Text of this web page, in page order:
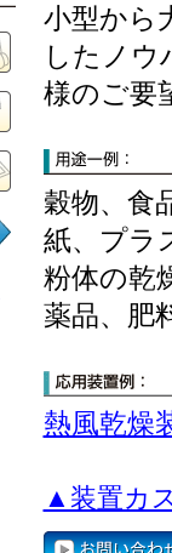
小型から
したノウ
様のご要
穀物、食
紙、プラ
粉体の乾
薬品、肥
熱風乾燥
▲装置カ